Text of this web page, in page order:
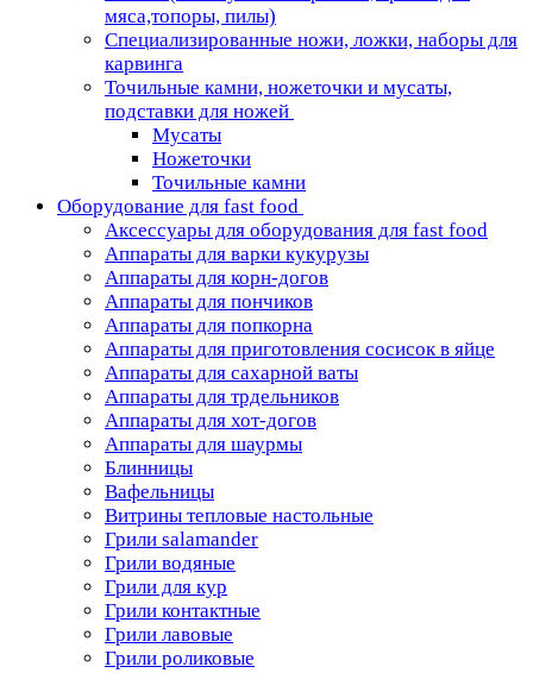
мяса,топоры, пилы)
Специализированные ножи, ложки, наборы для
карвинга
Точильные камни, ножеточки и мусаты,
подставки для ножей
Мусаты
Ножеточки
Точильные камни
Оборудование для fast food
Аксессуары для оборудования для fast food
Аппараты для варки кукурузы
Аппараты для корн-догов
Аппараты для пончиков
Аппараты для попкорна
Аппараты для приготовления сосисок в яйце
Аппараты для сахарной ваты
Аппараты для трдельников
Аппараты для хот-догов
Аппараты для шаурмы
Блинницы
Вафельницы
Витрины тепловые настольные
Грили salamander
Грили водяные
Грили для кур
Грили контактные
Грили лавовые
Грили роликовые